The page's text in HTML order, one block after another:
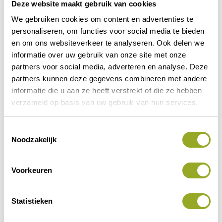
Deze website maakt gebruik van cookies
We gebruiken cookies om content en advertenties te
personaliseren, om functies voor social media te bieden
en om ons websiteverkeer te analyseren. Ook delen we
informatie over uw gebruik van onze site met onze
partners voor social media, adverteren en analyse. Deze
partners kunnen deze gegevens combineren met andere
informatie die u aan ze heeft verstrekt of die ze hebben
verzameld op basis van uw gebruik van hun services.
Noodzakelijk
Voorkeuren
Statistieken
Vorige korting Volgende korting